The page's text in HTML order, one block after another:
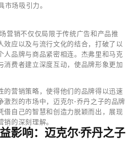
场吸引力。
营销不仅仅局限于传统广告和产品推
效应以及与流行文化的结合，打破了以
人品牌与商品紧密相连。杰弗里和马克
消费者建立深度互动，使品牌形象更加
的营销策略，使得他们的品牌得以迅速
激烈的市场中，迈克尔·乔丹之子的品牌
借自己的智慧和创造力脱颖而出，展现
的深刻理解。
影响：迈克尔·乔丹之子